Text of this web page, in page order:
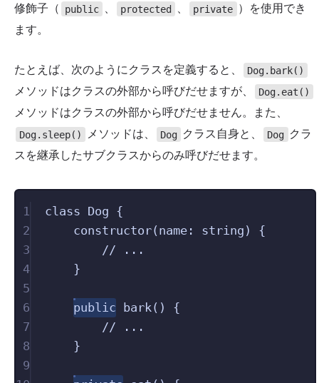
修飾子（
public 、 protected 、 private ）を使用でき
ます。
たとえば、次のようにクラスを定義すると、 Dog.bark()
メソッドはクラスの外部から呼びだせますが、 Dog.eat()
メソッドはクラスの外部から呼びだせません。また、
Dog.sleep() メソッドは、 Dog クラス自身と、 Dog クラ
スを継承したサブクラスからのみ呼びだせます。
1 class Dog {
2
constructor( name : string )
{
3
// ...
4
}
5
6
public bark ()
{
7
// ...
8
}
9